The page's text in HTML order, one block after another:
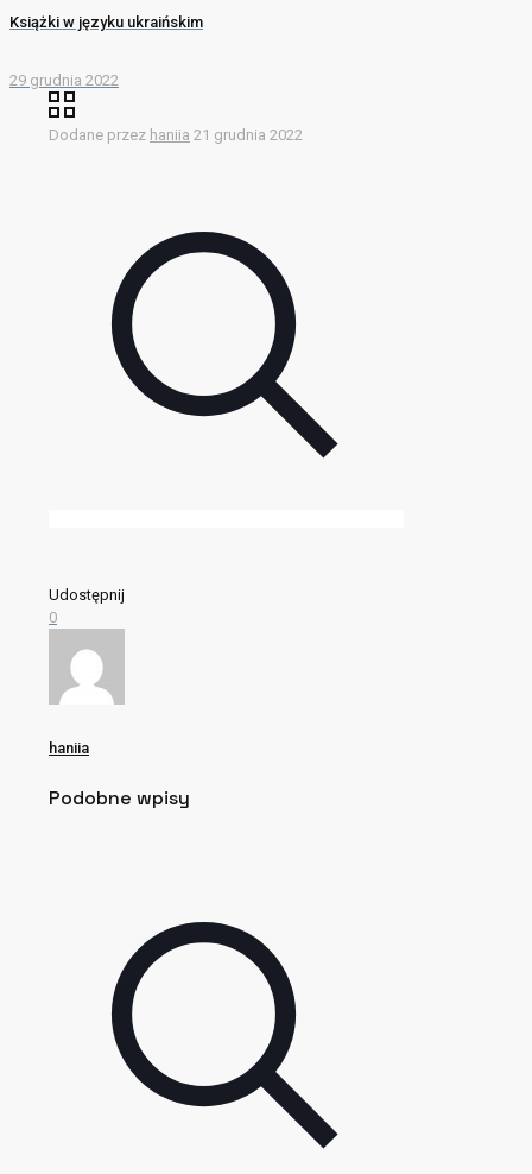
Książki w języku ukraińskim
29 grudnia 2022
Dodane przez haniia 21 grudnia 2022
Udostępnij
0
haniia
Podobne wpisy